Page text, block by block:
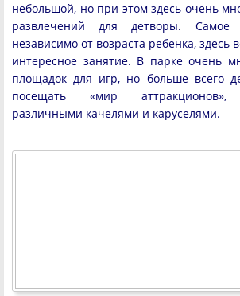
небольшой, но при этом здесь очень
развлечений для детворы.
независимо от возраста ребенка, здесь
интересное занятие. В парке очень
площадок для игр, но больше всего
посещать «мир аттракционов»,
различными качелями и каруселями.